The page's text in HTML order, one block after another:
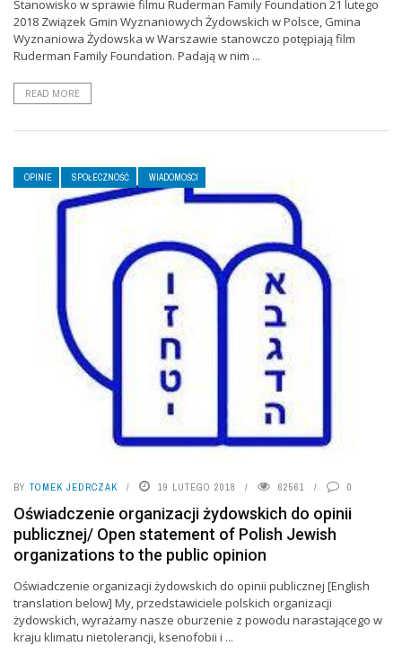
Stanowisko w sprawie filmu Ruderman Family Foundation 21 lutego
2018 Związek Gmin Wyznaniowych Żydowskich w Polsce, Gmina
Wyznaniowa Żydowska w Warszawie stanowczo potępiają film
Ruderman Family Foundation. Padają w nim ...
READ MORE
OPINIE SPOŁECZNOŚĆ WIADOMOŚCI
BY TOMEK JEDRCZAK 19 LUTEGO 2018 62561 0
Oświadczenie organizacji żydowskich do opinii
publicznej/ Open statement of Polish Jewish
organizations to the public opinion
Oświadczenie organizacji żydowskich do opinii publicznej [English
translation below] My, przedstawiciele polskich organizacji
żydowskich, wyrażamy nasze oburzenie z powodu narastającego w
kraju klimatu nietolerancji, ksenofobii i ...